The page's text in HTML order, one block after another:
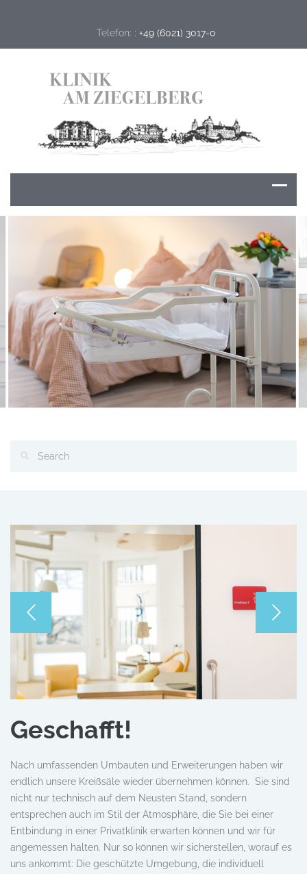
Telefon: : +49 (6021) 3017-0
Geschafft!
Nach umfassenden Umbauten und Erweiterungen haben wir
endlich unsere Kreißsäle wieder übernehmen können. Sie sind
nicht nur technisch auf dem Neusten Stand, sondern
entsprechen auch im Stil der Atmosphäre, die Sie bei einer
Entbindung in einer Privatklinik erwarten können und wir für
angemessen halten. Nur so können wir sicherstellen, worauf es
uns ankommt: Die geschützte Umgebung, die individuell